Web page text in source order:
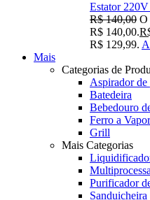
Estator
R$140,00 O
R$ 140,00.
R$ 129,99.
Mais
Categorias de
Aspirador de
Batedeira
Bebedouro
Ferro a Vapor
Grill
Mais Categorias
Purificador
Sanduicheira